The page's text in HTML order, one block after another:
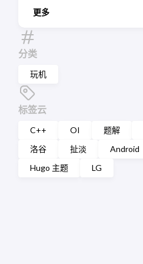
更多
分类
玩机
标签云
C++ OI 题解
洛谷
扯淡 Android
Hugo 主题
LG